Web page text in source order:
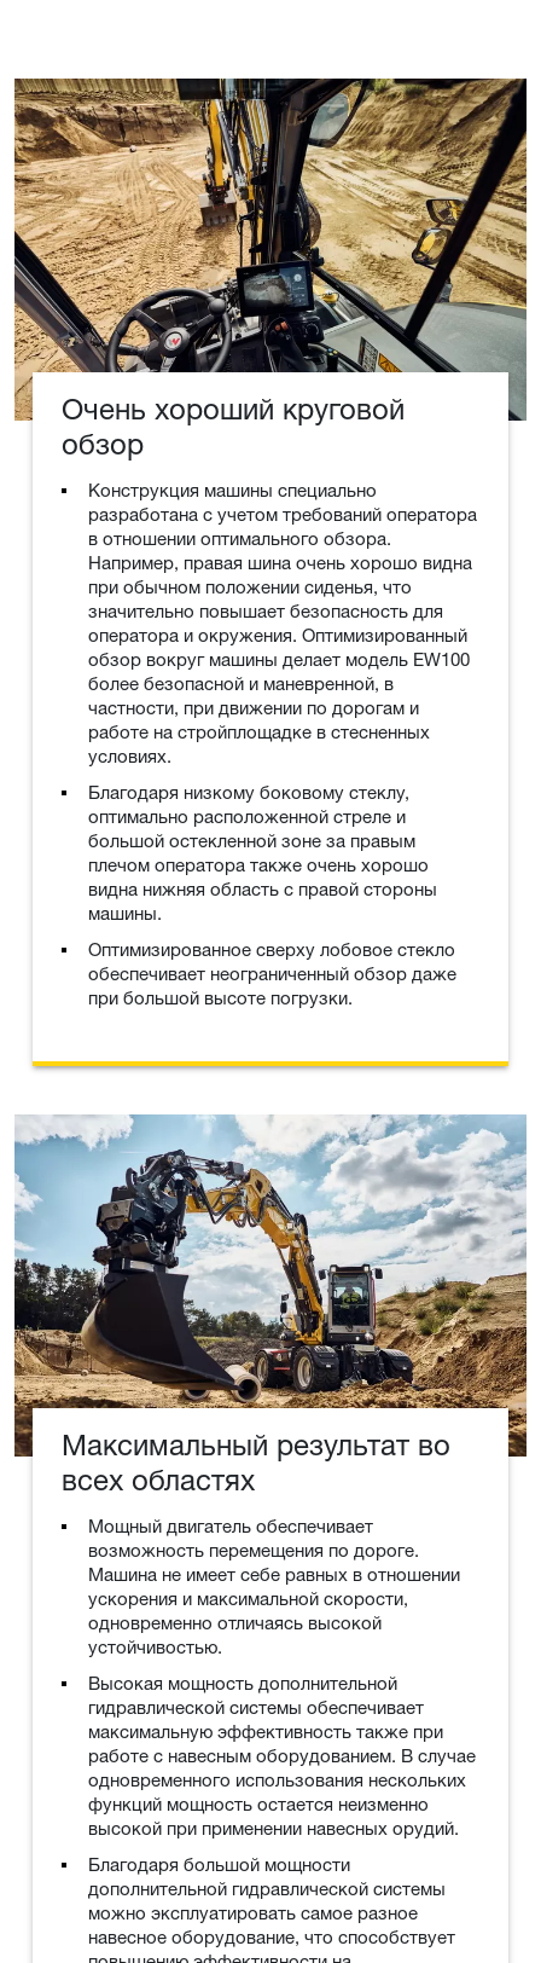
Очень хороший круговой
обзор
Конструкция машины специально
разработана с учетом требований оператора
в отношении оптимального обзора.
Например, правая шина очень хорошо видна
при обычном положении сиденья, что
значительно повышает безопасность для
оператора и окружения. Оптимизированный
обзор вокруг машины делает модель EW100
более безопасной и маневренной, в
частности, при движении по дорогам и
работе на стройплощадке в стесненных
условиях.
Благодаря низкому боковому стеклу,
оптимально расположенной стреле и
большой остекленной зоне за правым
плечом оператора также очень хорошо
видна нижняя область с правой стороны
машины.
Оптимизированное сверху лобовое стекло
обеспечивает неограниченный обзор даже
при большой высоте погрузки.
Максимальный результат во
всех областях
Мощный двигатель обеспечивает
возможность перемещения по дороге.
Машина не имеет себе равных в отношении
ускорения и максимальной скорости,
одновременно отличаясь высокой
устойчивостью.
Высокая мощность дополнительной
гидравлической системы обеспечивает
максимальную эффективность также при
работе с навесным оборудованием. В случае
одновременного использования нескольких
функций мощность остается неизменно
высокой при применении навесных орудий.
Благодаря большой мощности
дополнительной гидравлической системы
можно эксплуатировать самое разное
навесное оборудование, что способствует